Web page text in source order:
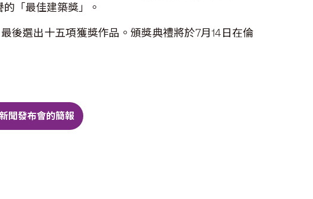
「最佳建築獎」。
後選出十五項獲獎作品。頒獎典禮將於7月14日在倫
新聞發布會的簡報